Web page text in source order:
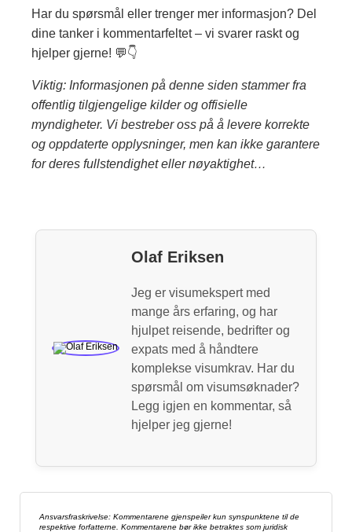
Har du spørsmål eller trenger mer informasjon? Del
dine tanker i kommentarfeltet – vi svarer raskt og
hjelper gjerne! 💬👇
Viktig: Informasjonen på denne siden stammer fra
offentlig tilgjengelige kilder og offisielle
myndigheter. Vi bestreber oss på å levere korrekte
og oppdaterte opplysninger, men kan ikke garantere
for deres fullstendighet eller nøyaktighet…
Olaf Eriksen
Jeg er visumekspert med
mange års erfaring, og har
hjulpet reisende, bedrifter og
expats med å håndtere
komplekse visumkrav. Har du
spørsmål om visumsøknader?
Legg igjen en kommentar, så
hjelper jeg gjerne!
Ansvarsfraskrivelse: Kommentarene gjenspeiler kun synspunktene til de
respektive forfatterne. Kommentarene bør ikke betraktes som juridisk